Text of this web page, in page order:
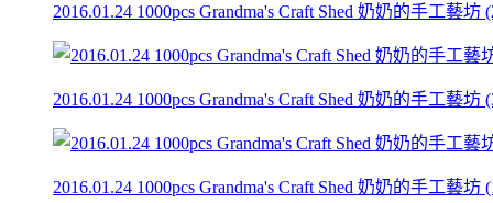
2016.01.24 1000pcs Grandma's Craft Shed 奶奶的手工藝坊
2016.01.24 1000pcs Grandma's Craft Shed 奶奶的手工藝坊
2016.01.24 1000pcs Grandma's Craft Shed 奶奶的手工藝坊